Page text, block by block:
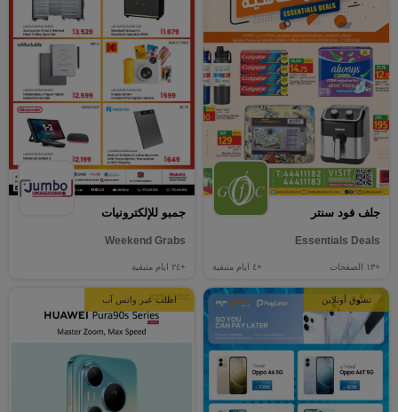
جلف فود سنتر
Essentials Deals
+١٣ الصفحات +٤ ايام متبقية
جمبو للإلكترونيات
Weekend Grabs
+٢٤ ايام متبقية
تسوق أونلاين اطلب عبر واتس آب